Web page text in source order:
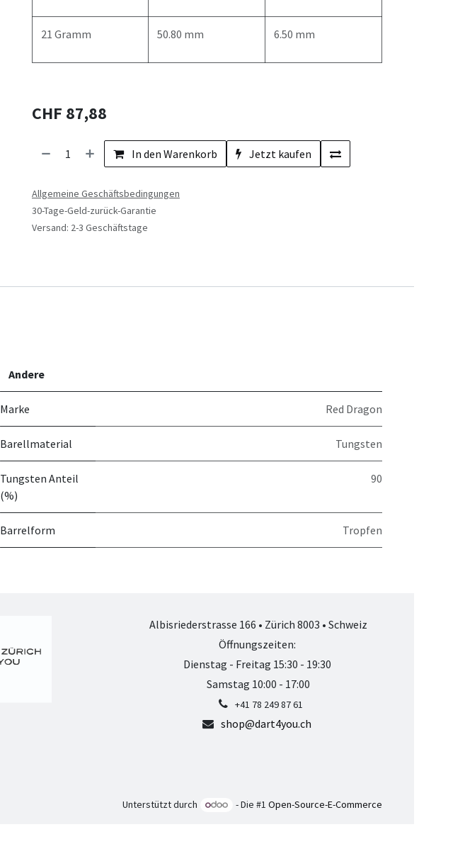
21 Gramm 50.80 mm 6.50 mm
CHF 87,88
In den Warenkorb Jetzt kaufen
Allgemeine Geschäftsbedingungen
30-Tage-Geld-zurück-Garantie
Versand: 2-3 Geschäftstage
Andere
Marke Red Dragon
Barellmaterial Tungsten
Tungsten Anteil
(%)
90
Barrelform Tropfen
Albisriederstrasse 166 • Zürich 8003 • Schweiz
Öffnungszeiten:
Dienstag - Freitag 15:30 - 19:30
Samstag 10:00 - 17:00
+41 78 249 87 61
shop@dart4you.ch
Unterstützt durch - Die #1 Open-Source-E-Commerce